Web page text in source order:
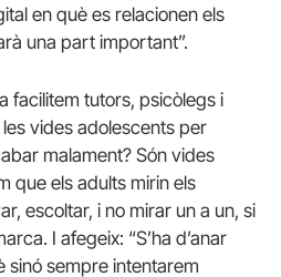
en què es relacionen els
una part important”.
facilitem tutors, psicòlegs i
vides adolescents per
malament? Són vides
que els adults mirin els
escoltar, i no mirar un a un, si
I afegeix: “S’ha d’anar
sinó sempre intentarem